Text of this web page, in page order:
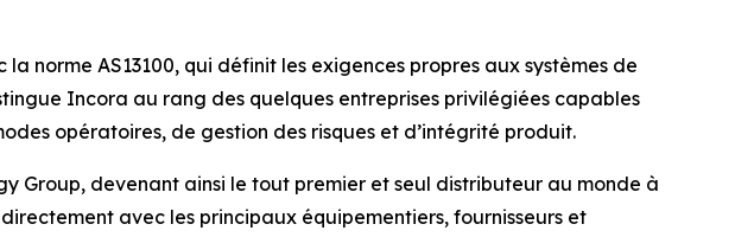
norme AS13100, qui définit les exigences propres aux systèmes de
Incora au rang des quelques entreprises privilégiées capables
opératoires, de gestion des risques et d’intégrité produit.
Group, devenant ainsi le tout premier et seul distributeur au monde à
avec les principaux équipementiers, fournisseurs et